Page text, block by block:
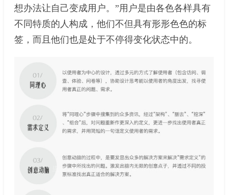
想办法让自己变成用户。”用户是由各色各样具有
不同特质的人构成，他们不但具有形形色色的标
签，而且他们也是处于不停得变化状态中的。